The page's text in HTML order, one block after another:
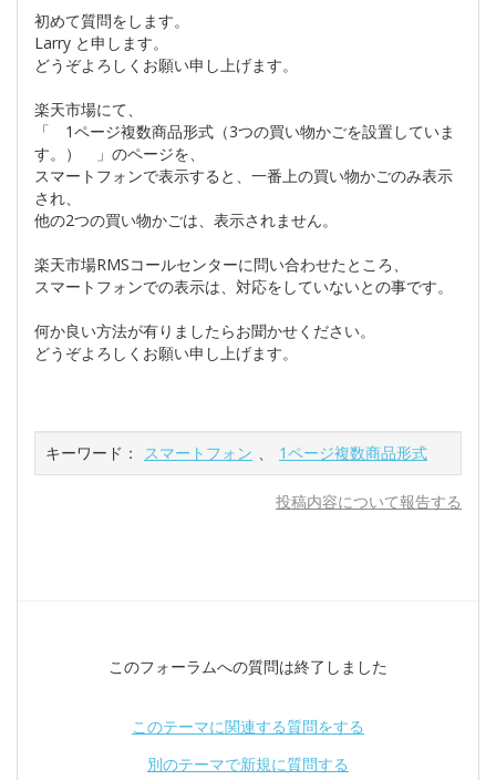
初めて質問をします。
Larry と申します。
どうぞよろしくお願い申し上げます。
楽天市場にて、
「 1ページ複数商品形式（3つの買い物かごを設置していま
す。） 」のページを、
スマートフォンで表示すると、一番上の買い物かごのみ表示
され、
他の2つの買い物かごは、表示されません。
楽天市場RMSコールセンターに問い合わせたところ、
スマートフォンでの表示は、対応をしていないとの事です。
何か良い方法が有りましたらお聞かせください。
どうぞよろしくお願い申し上げます。
キーワード： スマートフォン 、 1ページ複数商品形式
投稿内容について報告する
このフォーラムへの質問は終了しました
このテーマに関連する質問をする
別のテーマで新規に質問する